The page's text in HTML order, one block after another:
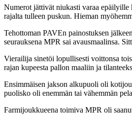
Numerot jättivät niukasti varaa
rajalta tulleen puskun. Hieman
Tehottoman PAVEn painostuksen
seurauksena MPR sai avausmaalinsa.
Vierailija sinetöi lopullisesti voittonsa
rajan kupeesta pallon maaliin ja
Ensimmäisen jakson alkupuoli oli
puolisko oli enemmän tai vähemmän
Farmijoukkueena toimiva MPR oli